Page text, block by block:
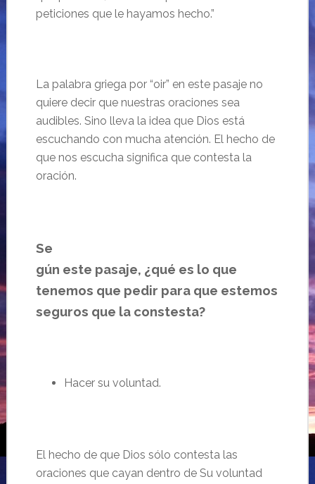
peticiones que le hayamos hecho.”
La palabra griega por “oir” en este pasaje no
quiere decir que nuestras oraciones sea
audibles. Sino lleva la idea que Dios está
escuchando con mucha atención. El hecho de
que nos escucha significa que contesta la
oración.
Se
gún este pasaje, ¿qué es lo que
tenemos que pedir para que estemos
seguros que la constesta?
Hacer su voluntad.
El hecho de que Dios sólo contesta las
oraciones que cayan dentro de Su voluntad